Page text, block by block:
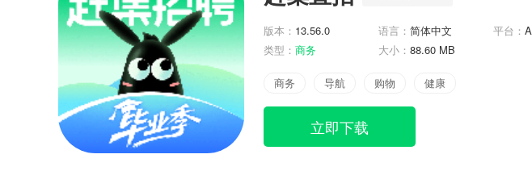
版本： 13.56.0 语言： 简体中文 平台：
类型： 商务 大小： 88.60 MB
商务 导航 购物 健康
立即下载